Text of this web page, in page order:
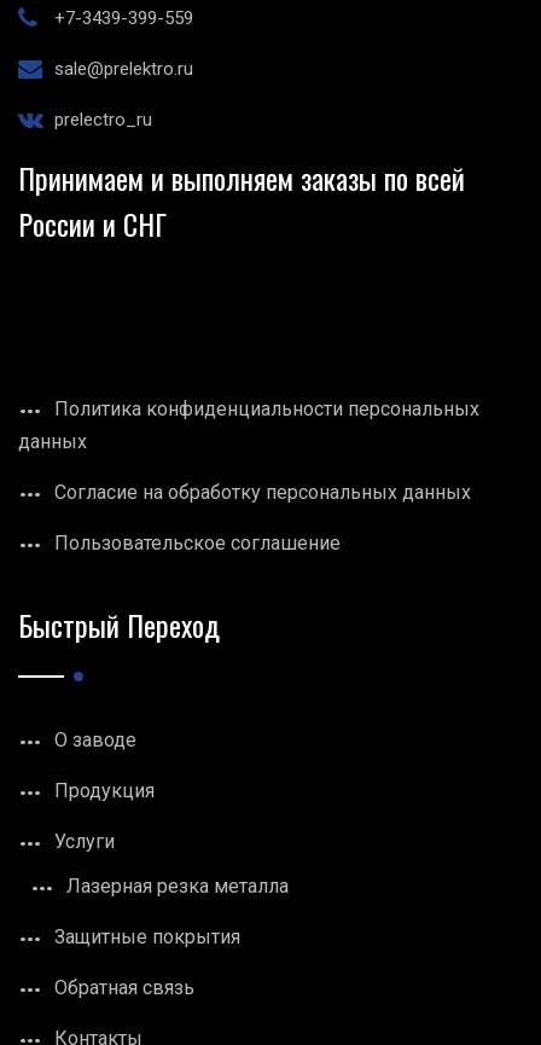
+7-3439-399-559
sale@prelektro.ru
prelectro_ru
Принимаем и выполняем заказы по всей
России и СНГ
Политика конфиденциальности персональных
данных
Согласие на обработку персональных данных
Пользовательское соглашение
Быстрый Переход
О заводе
Продукция
Услуги
Лазерная резка металла
Защитные покрытия
Обратная связь
Контакты